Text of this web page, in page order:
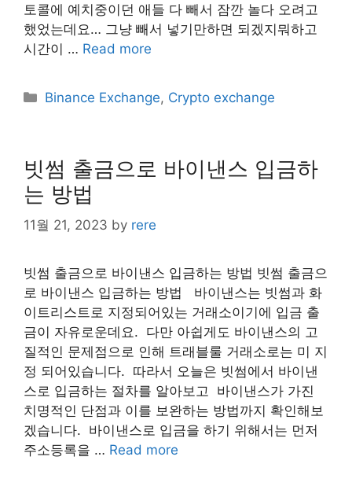
토콜에 예치중이던 애들 다 빼서 잠깐 놀다 오려고
했었는데요… 그냥 빼서 넣기만하면 되겠지뭐하고
시간이 … Read more
Categories
Binance Exchange, Crypto exchange
빗썸 출금으로 바이낸스 입금하
는 방법
11월 21, 2023 by rere
빗썸 출금으로 바이낸스 입금하는 방법 빗썸 출금으
로 바이낸스 입금하는 방법 바이낸스는 빗썸과 화
이트리스트로 지정되어있는 거래소이기에 입금 출
금이 자유로운데요. ​ 다만 아쉽게도 바이낸스의 고
질적인 문제점으로 인해 트래블룰 거래소로는 미 지
정 되어있습니다. ​ 따라서 오늘은 빗썸에서 바이낸
스로 입금하는 절차를 알아보고 ​ 바이낸스가 가진
치명적인 단점과 이를 보완하는 방법까지 확인해보
겠습니다. ​ 바이낸스로 입금을 하기 위해서는 먼저
주소등록을 … Read more